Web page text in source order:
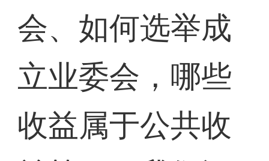
会、如何选举成
立业委会，哪些
收益属于公共收